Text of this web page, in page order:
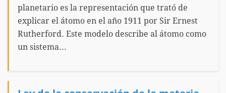
planetario es la representación que trató de
explicar el átomo en el año 1911 por Sir Ernest
Rutherford. Este modelo describe al átomo como
un sistema...